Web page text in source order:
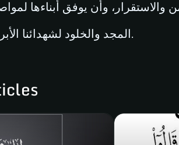
المجد والخلود لشهدائنا الأبرار، وتحيا الجزائر حرة أبية.